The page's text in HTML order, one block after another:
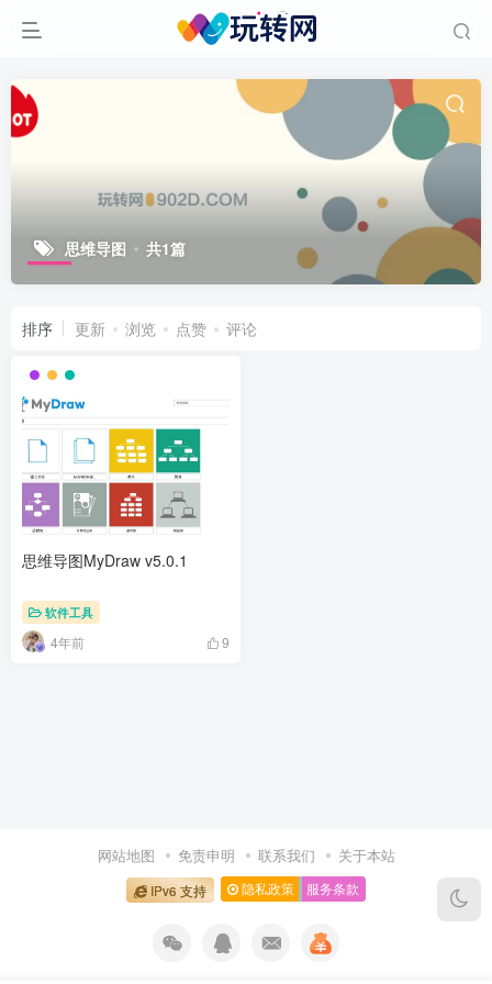
思维导图 共1篇
排序 更新 浏览 点赞 评论
思维导图MyDraw v5.0.1
软件工具
4年前 9
网站地图 免责申明 联系我们 关于本站
IPv6 支持 隐私政策 服务条款